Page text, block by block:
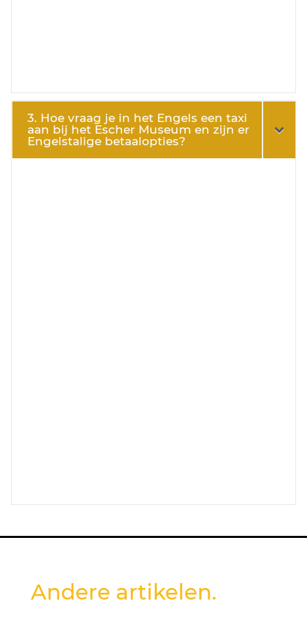
3. Hoe vraag je in het Engels een taxi
aan bij het Escher Museum en zijn er
Engelstalige betaalopties?
Andere artikelen.